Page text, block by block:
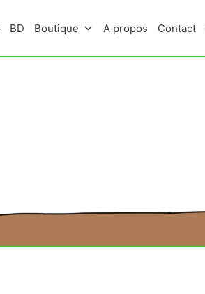
BD Boutique A propos Contact